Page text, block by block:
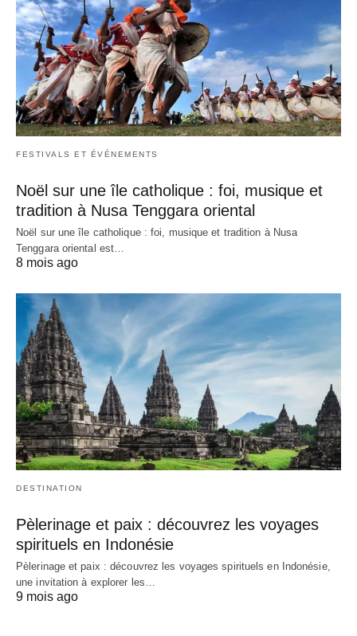
FESTIVALS ET ÉVÉNEMENTS
Noël sur une île catholique : foi, musique et
tradition à Nusa Tenggara oriental
Noël sur une île catholique : foi, musique et tradition à Nusa
Tenggara oriental est…
8 mois ago
DESTINATION
Pèlerinage et paix : découvrez les voyages
spirituels en Indonésie
Pèlerinage et paix : découvrez les voyages spirituels en Indonésie,
une invitation à explorer les…
9 mois ago